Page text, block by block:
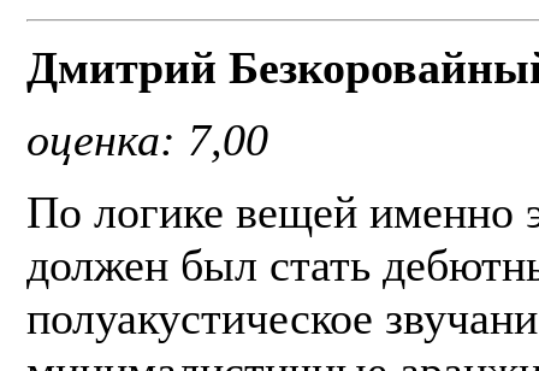
Дмитрий
оценка: 7,00
По логике вещей именно
должен был стать
полуакустическое